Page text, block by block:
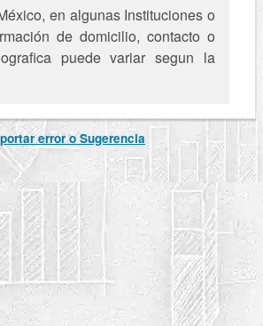
en algunas Instituciones o
de domicilio, contacto o
puede variar segun la
error o Sugerencia